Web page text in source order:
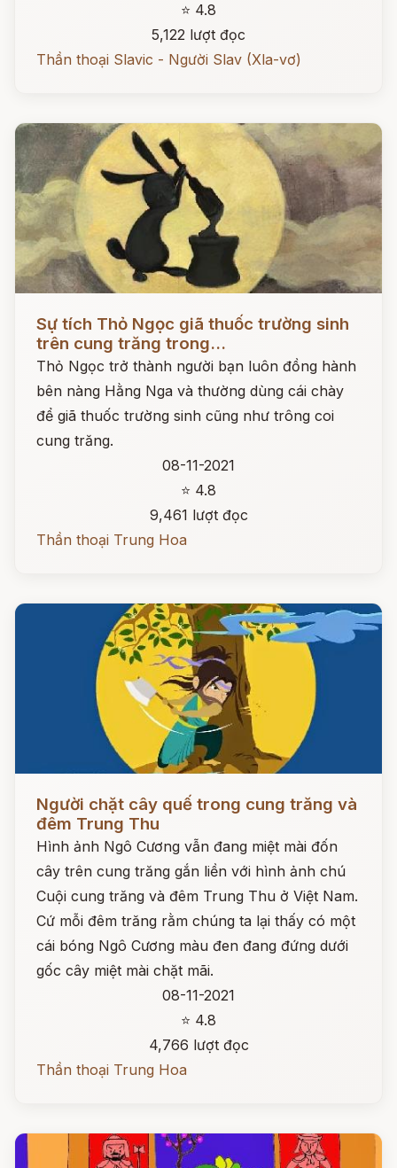
⭐ 4.8
5,122 lượt đọc
Thần thoại Slavic - Người Slav (Xla-vơ)
Sự tích Thỏ Ngọc giã thuốc trường sinh
trên cung trăng trong...
Thỏ Ngọc trở thành người bạn luôn đồng hành
bên nàng Hằng Nga và thường dùng cái chày
để giã thuốc trường sinh cũng như trông coi
cung trăng.
08-11-2021
⭐ 4.8
9,461 lượt đọc
Thần thoại Trung Hoa
Người chặt cây quế trong cung trăng và
đêm Trung Thu
Hình ảnh Ngô Cương vẫn đang miệt mài đốn
cây trên cung trăng gắn liền với hình ảnh chú
Cuội cung trăng và đêm Trung Thu ở Việt Nam.
Cứ mỗi đêm trăng rằm chúng ta lại thấy có một
cái bóng Ngô Cương màu đen đang đứng dưới
gốc cây miệt mài chặt mãi.
08-11-2021
⭐ 4.8
4,766 lượt đọc
Thần thoại Trung Hoa